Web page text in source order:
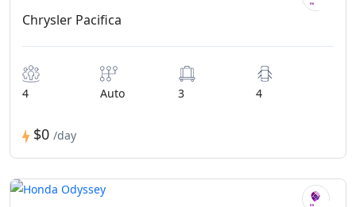
Chrysler Pacifica
4 Auto 3 4
$0 /day